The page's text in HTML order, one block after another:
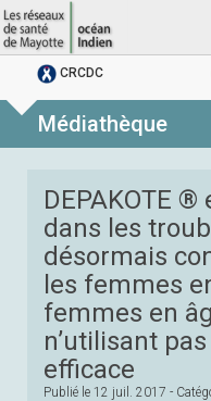
CRCDC
Médiathèque
DEPAKOTE ®
dans les
désormais
les femmes
femmes en
n’utilisant
efficace
Publié le 12 juil. 2017 -